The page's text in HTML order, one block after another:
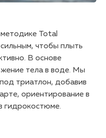
Total
чтобы плыть
В основе
тела в воде. Мы
триатлон, добавив
ориентирование в
гидрокостюме.